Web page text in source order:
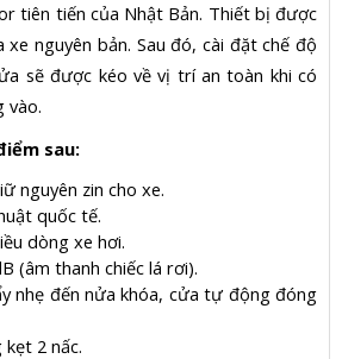
tiên tiến của Nhật Bản. Thiết bị được
nguyên bản. Sau đó, cài đặt chế độ
sẽ được kéo về vị trí an toàn khi có
vào.
sau:
nguyên zin cho xe.
quốc tế.
dòng xe hơi.
(âm thanh chiếc lá rơi).
nhẹ đến nửa khóa, cửa tự động đóng
kẹt 2 nấc.